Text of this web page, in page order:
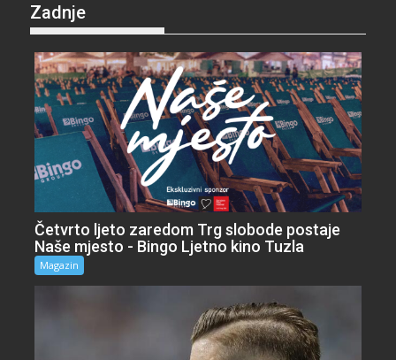
Zadnje
Četvrto ljeto zaredom Trg slobode postaje
Naše mjesto - Bingo Ljetno kino Tuzla
Magazin